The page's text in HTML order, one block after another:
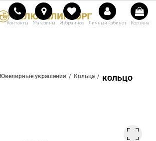
Контакты Магазины Избранное Личный кабинет Корзина
Ювелирные украшения Кольца кольцо